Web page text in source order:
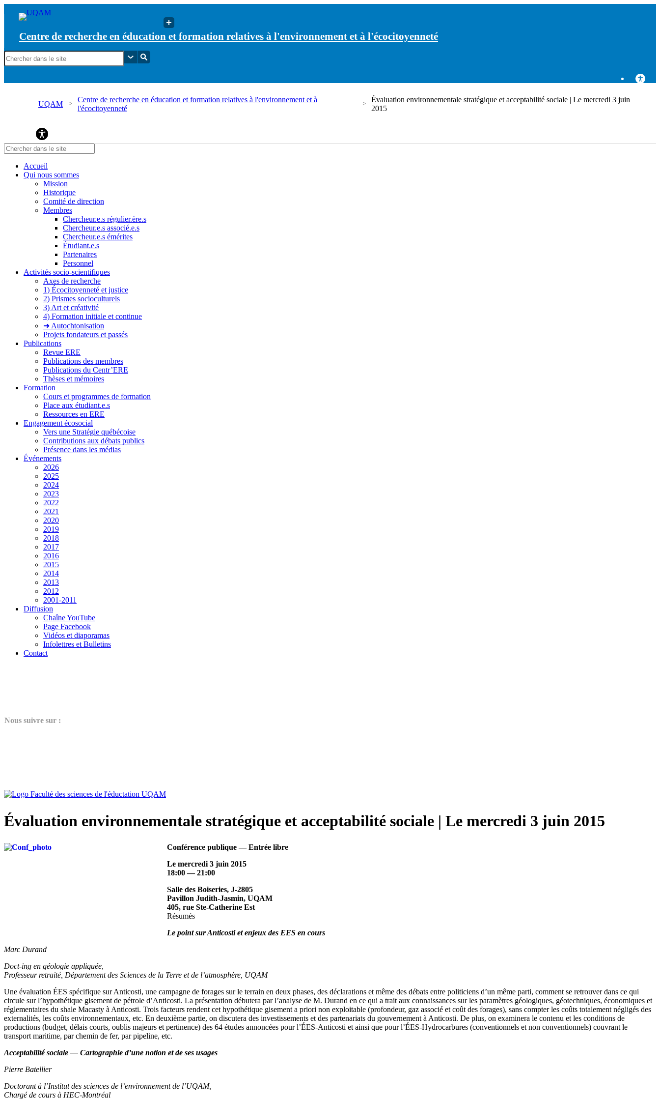
Centre de recherche en éducation et formation relatives à l'environnement et à l'écocitoyenneté
UQAM
Centre de recherche en éducation et formation relatives à l'environnement et à
l'écocitoyenneté
Évaluation environnementale stratégique et acceptabilité sociale | Le mercredi 3 juin
2015
Accueil
Qui nous sommes
Mission
Historique
Comité de direction
Membres
Chercheur.e.s régulier.ère.s
Chercheur.e.s associé.e.s
Chercheur.e.s émérites
Étudiant.e.s
Partenaires
Personnel
Activités socio-scientifiques
Axes de recherche
1) Écocitoyenneté et justice
2) Prismes socioculturels
3) Art et créativité
4) Formation initiale et continue
➜ Autochtonisation
Projets fondateurs et passés
Publications
Revue ERE
Publications des membres
Publications du Centr’ERE
Thèses et mémoires
Formation
Cours et programmes de formation
Place aux étudiant.e.s
Ressources en ERE
Engagement écosocial
Vers une Stratégie québécoise
Contributions aux débats publics
Présence dans les médias
Événements
2026
2025
2024
2023
2022
2021
2020
2019
2018
2017
2016
2015
2014
2013
2012
2001-2011
Diffusion
Chaîne YouTube
Page Facebook
Vidéos et diaporamas
Infolettres et Bulletins
Contact
Nous suivre sur :
Évaluation environnementale stratégique et acceptabilité sociale | Le mercredi 3 juin 2015
Conférence publique — Entrée libre
Le mercredi 3 juin 2015
18:00 — 21:00
Salle des Boiseries, J-2805
Pavillon Judith-Jasmin, UQAM
405, rue Ste-Catherine Est
Résumés
Le point sur Anticosti et enjeux des EES en cours
Marc Durand
Doct-ing en géologie appliquée,
Professeur retraité, Département des Sciences de la Terre et de l’atmosphère, UQAM
Une évaluation ÉES spécifique sur Anticosti, une campagne de forages sur le terrain en deux phases, des déclarations et même des débats entre politiciens d’un même parti, comment se retrouver dans ce qui
circule sur l’hypothétique gisement de pétrole d’Anticosti. La présentation débutera par l’analyse de M. Durand en ce qui a trait aux connaissances sur les paramètres géologiques, géotechniques, économiques et
réglementaires du shale Macasty à Anticosti. Trois facteurs rendent cet hypothétique gisement a priori non exploitable (profondeur, gaz associé et coût des forages), sans compter les coûts totalement négligés des
externalités, les coûts environnementaux, etc. En deuxième partie, on discutera des investissements et des partenariats du gouvernement à Anticosti. De plus, on examinera le contenu et les conditions de
productions (budget, délais courts, oublis majeurs et pertinence) des 64 études annoncées pour l’ÉES-Anticosti et ainsi que pour l’ÉES-Hydrocarbures (conventionnels et non conventionnels) couvrant le
transport maritime, par chemin de fer, par pipeline, etc.
Acceptabilité sociale — Cartographie d’une notion et de ses usages
Pierre Batellier
Doctorant à l’Institut des sciences de l’environnement de l’UQAM,
Chargé de cours à HEC-Montréal